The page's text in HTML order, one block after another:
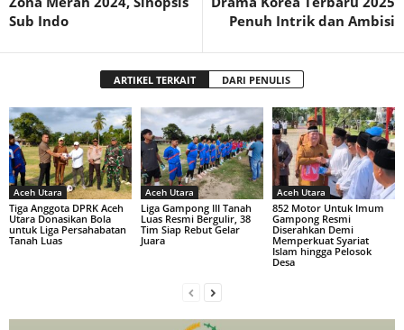
Sub Indo
Penuh Intrik dan Ambisi
ARTIKEL TERKAIT DARI PENULIS
Aceh Utara
Tiga Anggota DPRK Aceh
Utara Donasikan Bola
untuk Liga Persahabatan
Tanah Luas
Aceh Utara
Liga Gampong III Tanah
Luas Resmi Bergulir, 38
Tim Siap Rebut Gelar
Juara
Aceh Utara
852 Motor Untuk Imum
Gampong Resmi
Diserahkan Demi
Memperkuat Syariat
Islam hingga Pelosok
Desa